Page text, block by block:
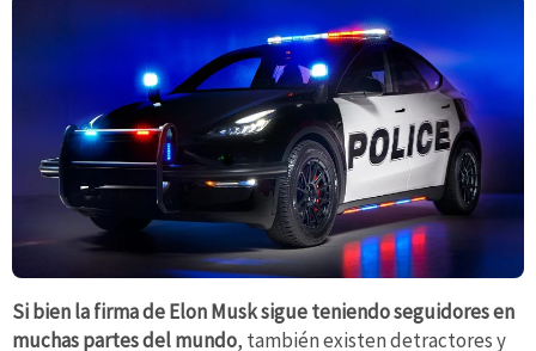
Si bien la firma de Elon Musk sigue teniendo seguidores en
muchas partes del mundo, también existen detractores y